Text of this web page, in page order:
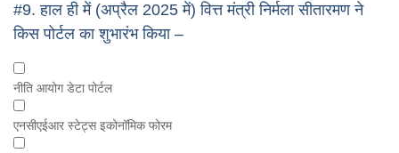
#9. हाल ही में (अप्रैल 2025 में) वित्त मंत्री निर्मला सीतारमण ने
किस पोर्टल का शुभारंभ किया –
नीति आयोग डेटा पोर्टल
एनसीएईआर स्टेट्स इकोनॉमिक फोरम